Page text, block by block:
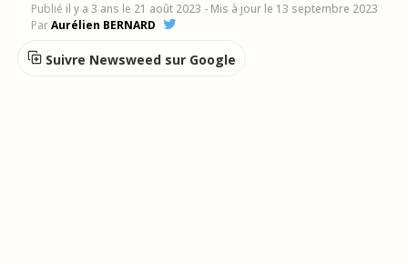
Publié il y a 3 ans le 21 août 2023 - Mis à jour le 13 septembre 2023
ParAurélien BERNARD
Suivre Newsweed sur Google